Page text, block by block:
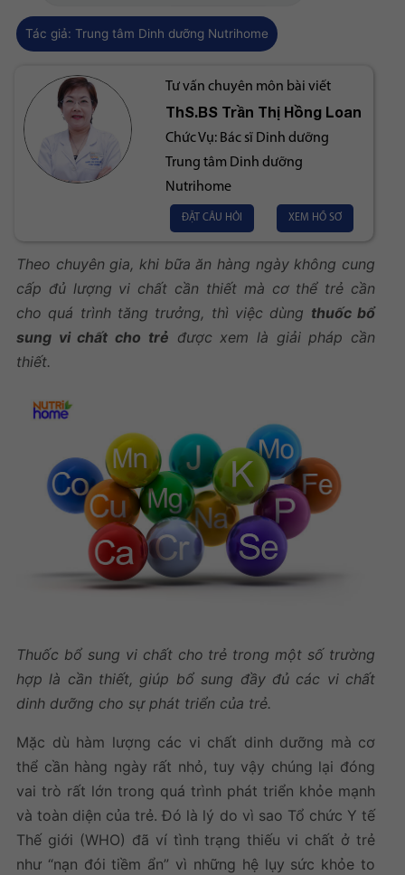
Tác giả: Trung tâm Dinh dưỡng Nutrihome
Tư vấn chuyên môn bài viết
ThS.BSTrần Thị Hồng Loan
Chức Vụ: Bác sĩ Dinh dưỡng
Trung tâm Dinh dưỡng
Nutrihome
ĐẶT CÂU HỎI XEM HỒ SƠ
Theo chuyên gia, khi bữa ăn hàng ngày không cung
cấp đủ lượng vi chất cần thiết mà cơ thể trẻ cần
cho quá trình tăng trưởng, thì việc dùng thuốc bổ
sung vi chất cho trẻ được xem là giải pháp cần
thiết.
Thuốc bổ sung vi chất cho trẻ trong một số trường
hợp là cần thiết, giúp bổ sung đầy đủ các vi chất
dinh dưỡng cho sự phát triển của trẻ.
Mặc dù hàm lượng các vi chất dinh dưỡng mà cơ
thể cần hàng ngày rất nhỏ, tuy vậy chúng lại đóng
vai trò rất lớn trong quá trình phát triển khỏe mạnh
và toàn diện của trẻ. Đó là lý do vì sao Tổ chức Y tế
Thế giới (WHO) đã ví tình trạng thiếu vi chất ở trẻ
như “nạn đói tiềm ẩn” vì những hệ lụy sức khỏe to